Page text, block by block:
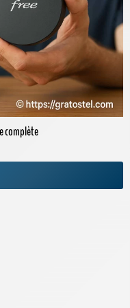
complète